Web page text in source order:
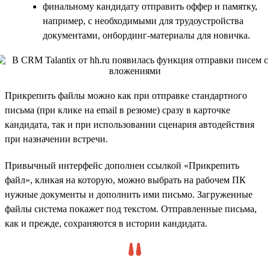
финальному кандидату отправить оффер и памятку,
например, с необходимыми для трудоустройства
документами, онбординг-материалы для новичка.
Прикрепить файлы можно как при отправке стандартного
письма (при клике на email в резюме) сразу в карточке
кандидата, так и при использовании сценария автодействия
при назначении встречи.
Привычный интерфейс дополнен ссылкой «Прикрепить
файл», кликая на которую, можно выбрать на рабочем ПК
нужные документы и дополнить ими письмо. Загруженные
файлы система покажет под текстом. Отправленные письма,
как и прежде, сохраняются в истории кандидата.